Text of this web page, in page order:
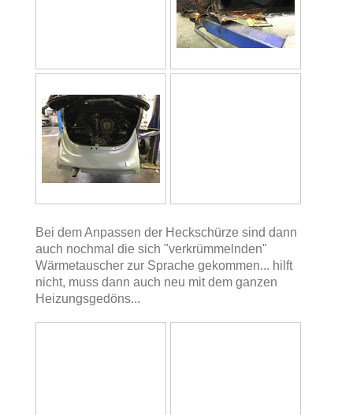
Bei dem Anpassen der Heckschürze sind dann
auch nochmal die sich "verkrümmelnden"
Wärmetauscher zur Sprache gekommen... hilft
nicht, muss dann auch neu mit dem ganzen
Heizungsgedöns...